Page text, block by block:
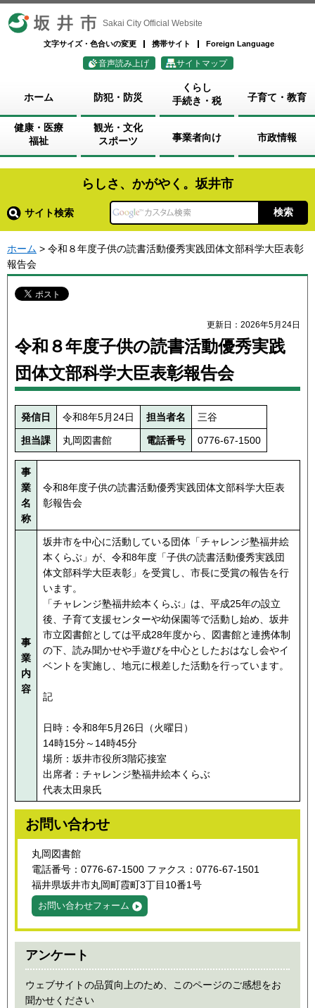
坂井市 Sakai City Official Website
文字サイズ・色合いの変更 携帯サイト Foreign Language
音声読み上げ サイトマップ
ホーム 防犯・防災
くらし
手続き・税
子育て・教育
健康・医療
福祉
観光・文化
スポーツ
事業者向け 市政情報
らしさ、かがやく。坂井市
サイト検索
ホーム > 令和８年度子供の読書活動優秀実践団体文部科学大臣表彰
報告会
更新日：2026年5月24日
令和８年度子供の読書活動優秀実践
団体文部科学大臣表彰報告会
発信日 令和8年5月24日 担当者名 三谷
担当課 丸岡図書館 電話番号 0776-67-1500
事
業
名
称
令和8年度子供の読書活動優秀実践団体文部科学大臣表
彰報告会
事
業
内
容
坂井市を中心に活動している団体「チャレンジ塾福井絵
本くらぶ」が、令和8年度「子供の読書活動優秀実践団
体文部科学大臣表彰」を受賞し、市長に受賞の報告を行
います。
「チャレンジ塾福井絵本くらぶ」は、平成25年の設立
後、子育て支援センターや幼保園等で活動し始め、坂井
市立図書館としては平成28年度から、図書館と連携体制
の下、読み聞かせや手遊びを中心としたおはなし会やイ
ベントを実施し、地元に根差した活動を行っています。
記
日時：令和8年5月26日（火曜日）
14時15分～14時45分
場所：坂井市役所3階応接室
出席者：チャレンジ塾福井絵本くらぶ
代表太田泉氏
お問い合わせ
丸岡図書館
電話番号：0776-67-1500 ファクス：0776-67-1501
福井県坂井市丸岡町霞町3丁目10番1号
お問い合わせフォーム
アンケート
ウェブサイトの品質向上のため、このページのご感想をお
聞かせください